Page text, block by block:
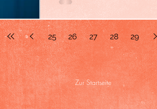
Zur Startseite
25 26 27 28 29